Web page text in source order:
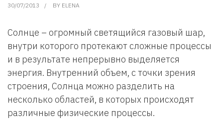
30/07/2013 BY ELENA
Солнце – огромный светящийся газовый шар,
внутри которого протекают сложные процессы
и в результате непрерывно выделяется
энергия. Внутренний объем, с точки зрения
строения, Солнца можно разделить на
несколько областей, в которых происходят
различные физические процессы.